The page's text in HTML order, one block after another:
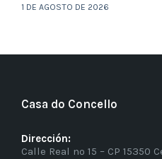
1 DE AGOSTO DE 2026
Casa do Concello
Dirección:
Calle Real nº 15 – CP 15350